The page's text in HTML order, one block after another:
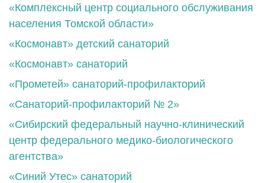
«Комплексный центр социального обслуживания
населения Томской области»
«Космонавт» детский санаторий
«Космонавт» санаторий
«Прометей» санаторий-профилакторий
«Санаторий-профилакторий № 2»
«Сибирский федеральный научно-клинический
центр федерального медико-биологического
агентства»
«Синий Утес» санаторий